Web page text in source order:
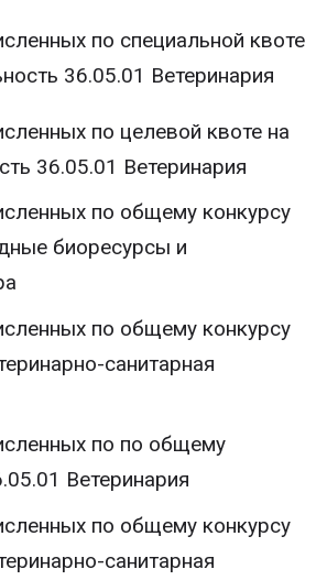
по специальной квоте
36.05.01 Ветеринария
по целевой квоте на
36.05.01 Ветеринария
по общему конкурсу
биоресурсы и
по общему конкурсу
санитарная
по по общему
Ветеринария
по общему конкурсу
санитарная